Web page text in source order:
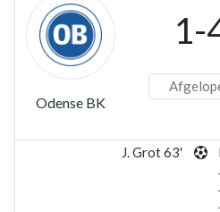
Odense BK
1-
J. Grot 63'